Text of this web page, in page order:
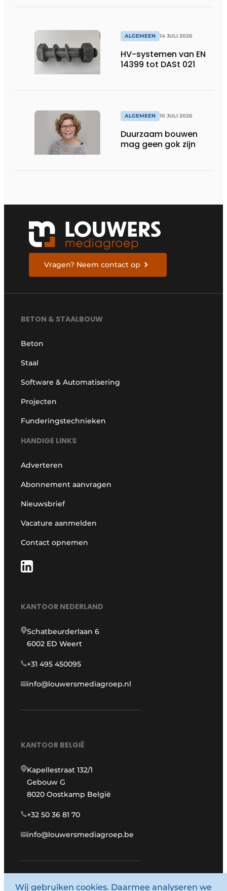
ALGEMEEN 14 JULI 2026
HV-systemen van EN
14399 tot DASt 021
ALGEMEEN 10 JULI 2026
Duurzaam bouwen
mag geen gok zijn
Vragen? Neem contact op
BETON & STAALBOUW
Beton
Staal
Software & Automatisering
Projecten
Funderingstechnieken
HANDIGE LINKS
Adverteren
Abonnement aanvragen
Nieuwsbrief
Vacature aanmelden
Contact opnemen
KANTOOR NEDERLAND
Schatbeurderlaan 6
6002 ED Weert
+31 495 450095
info@louwersmediagroep.nl
KANTOOR BELGIË
Kapellestraat 132/1
Gebouw G
8020 Oostkamp België
+32 50 36 81 70
info@louwersmediagroep.be
www.louwersmediagroep.com
Wij gebruiken cookies. Daarmee analyseren we